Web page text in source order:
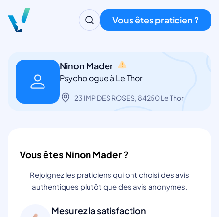
Vous êtes praticien ?
Ninon Mader
Psychologue à Le Thor
23 IMP DES ROSES, 84250 Le Thor
Vous êtes Ninon Mader ?
Rejoignez les praticiens qui ont choisi des avis
authentiques plutôt que des avis anonymes.
Mesurez la satisfaction